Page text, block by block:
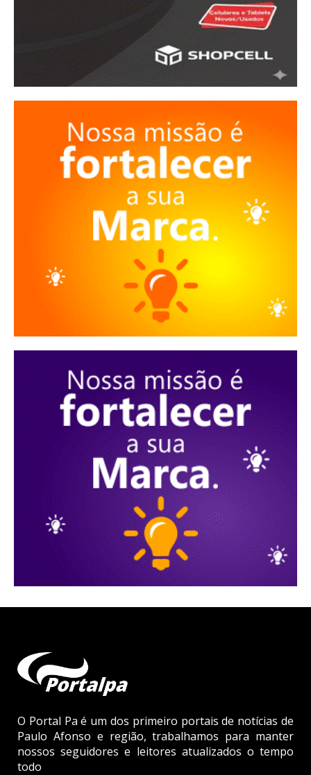
O Portal Pa é um dos primeiro portais de notícias de
Paulo Afonso e região, trabalhamos para manter
nossos seguidores e leitores atualizados o tempo
todo